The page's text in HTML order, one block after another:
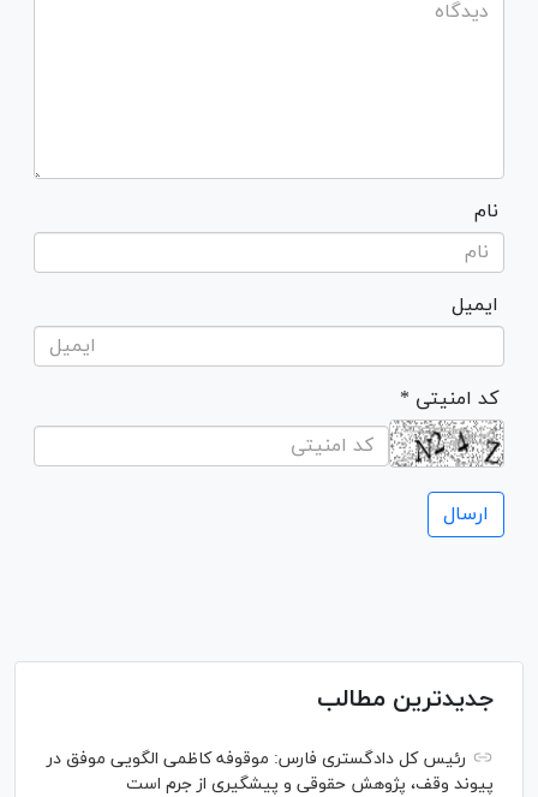
نام
ایمیل
* کد امنیتی
جدیدترین مطالب
رئیس کل دادگستری فارس: موقوفه کاظمی الگویی موفق در
پیوند وقف، پژوهش حقوقی و پیشگیری از جرم است